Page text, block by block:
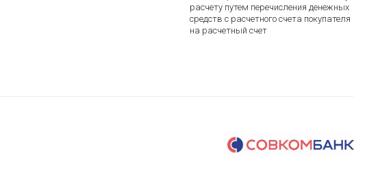
расчету путем перечисления денежных
средств с расчетного счета покупателя
на расчетный счет